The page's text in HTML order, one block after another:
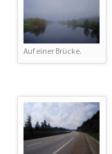
Auf einer Brücke.